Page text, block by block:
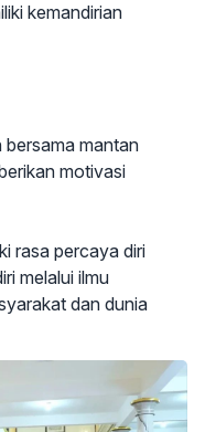
kemandirian
mantan
motivasi
rasa percaya diri
melalui ilmu
dan dunia